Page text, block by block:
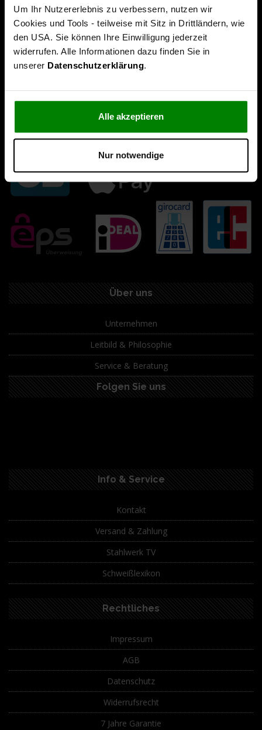
Um Ihr Nutzererlebnis zu verbessern, nutzen wir
Cookies und Tools - teilweise mit Sitz in Drittländern, wie
den USA. Sie können Ihre Einwilligung jederzeit
widerrufen. Alle Informationen dazu finden Sie in
unserer Datenschutzerklärung.
Alle akzeptieren
Nur notwendige
Über uns
Unternehmen
Leitbild & Philosophie
Service & Beratung
Folgen Sie uns
Info & Service
Kontakt
Versand & Zahlung
Stahlwerk TV
Schweißlexikon
Rechtliches
Impressum
AGB
Datenschutz
Widerrufsrecht
7 Jahre Garantie